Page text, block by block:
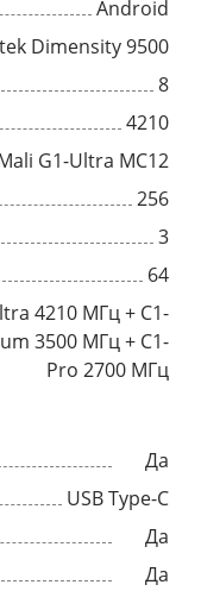
Android
Dimensity 9500
8
4210
G1-Ultra MC12
256
3
64
4210 МГц + C1-
3500 МГц + C1-
Pro 2700 МГц
Да
USB Type-C
Да
Да